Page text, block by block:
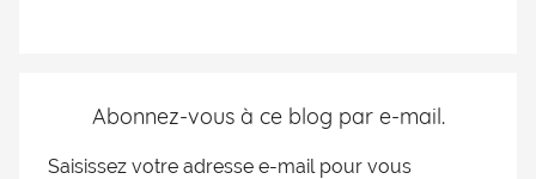
Abonnez-vous à ce blog par e-mail.
Saisissez votre adresse e-mail pour vous